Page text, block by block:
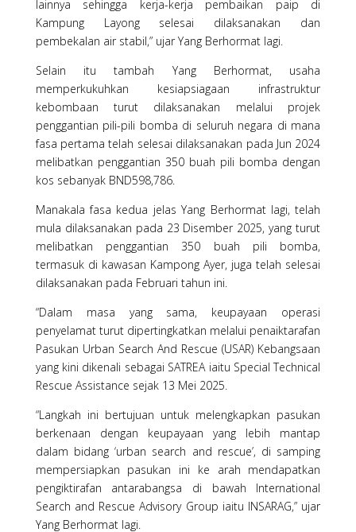
lainnya sehingga kerja-kerja pembaikan paip di
Kampung Layong selesai dilaksanakan dan
pembekalan air stabil,” ujar Yang Berhormat lagi.
Selain itu tambah Yang Berhormat, usaha
memperkukuhkan kesiapsiagaan infrastruktur
kebombaan turut dilaksanakan melalui projek
penggantian pili-pili bomba di seluruh negara di mana
fasa pertama telah selesai dilaksanakan pada Jun 2024
melibatkan penggantian 350 buah pili bomba dengan
kos sebanyak BND598,786.
Manakala fasa kedua jelas Yang Berhormat lagi, telah
mula dilaksanakan pada 23 Disember 2025, yang turut
melibatkan penggantian 350 buah pili bomba,
termasuk di kawasan Kampong Ayer, juga telah selesai
dilaksanakan pada Februari tahun ini.
“Dalam masa yang sama, keupayaan operasi
penyelamat turut dipertingkatkan melalui penaiktarafan
Pasukan Urban Search And Rescue (USAR) Kebangsaan
yang kini dikenali sebagai SATREA iaitu Special Technical
Rescue Assistance sejak 13 Mei 2025.
“Langkah ini bertujuan untuk melengkapkan pasukan
berkenaan dengan keupayaan yang lebih mantap
dalam bidang ‘urban search and rescue’, di samping
mempersiapkan pasukan ini ke arah mendapatkan
pengiktirafan antarabangsa di bawah International
Search and Rescue Advisory Group iaitu INSARAG,” ujar
Yang Berhormat lagi.